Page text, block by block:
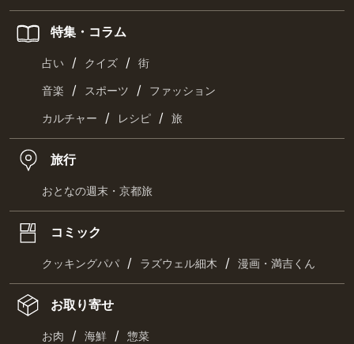
特集・コラム
占い / クイズ / 街
音楽 / スポーツ / ファッション
カルチャー / レシピ / 旅
旅行
おとなの週末・京都旅
コミック
クッキングパパ / ラズウェル細木 / 漫画・満吉くん
お取り寄せ
お肉 / 海鮮 / 惣菜